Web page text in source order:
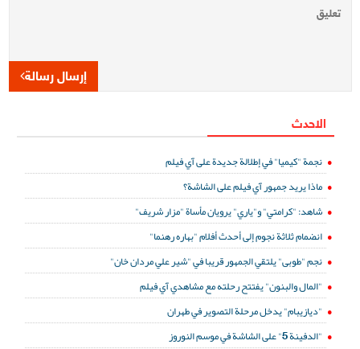
إرسال رسالة
الاحدث
نجمة "كيميا" في إطلالة جديدة على آي فيلم
ماذا يريد جمهور آي فيلم على الشاشة؟
شاهد: "كرامتي" و"ياري" يرويان مأساة "مزار شريف"
انضمام ثلاثة نجوم إلى أحدث أفلام "بهاره رهنما"
نجم "طوبى" يلتقي الجمهور قريبا في "شير علي مردان خان"
"المال والبنون" يفتتح رحلته مع مشاهدي آي فيلم
"ديازيبام" يدخل مرحلة التصوير في طهران
"الدفينة 5" على الشاشة في موسم النوروز